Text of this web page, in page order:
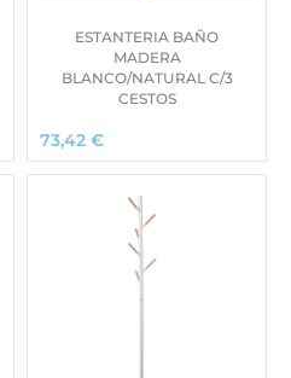
ESTANTERIA BAÑO
MADERA
BLANCO/NATURAL C/3
CESTOS
73,42 €